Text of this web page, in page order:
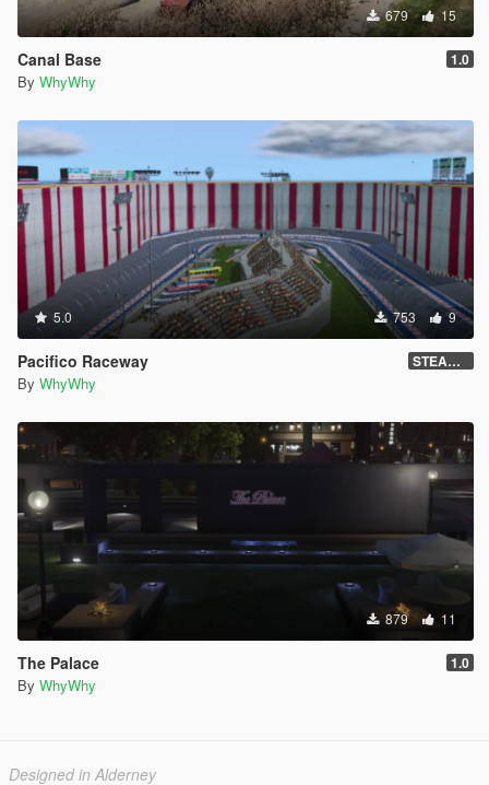
679 15
Canal Base 1.0
By WhyWhy
5.0 753 9
Pacifico Raceway STEAM VERSION !
By WhyWhy
879 11
The Palace 1.0
By WhyWhy
Designed in Alderney